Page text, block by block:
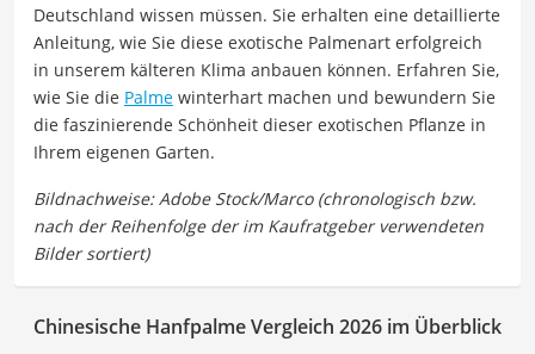
Deutschland wissen müssen. Sie erhalten eine detaillierte
Anleitung, wie Sie diese exotische Palmenart erfolgreich
in unserem kälteren Klima anbauen können. Erfahren Sie,
wie Sie die Palme winterhart machen und bewundern Sie
die faszinierende Schönheit dieser exotischen Pflanze in
Ihrem eigenen Garten.
Chinesische Hanfpalme Vergleich 2026 im Überblick